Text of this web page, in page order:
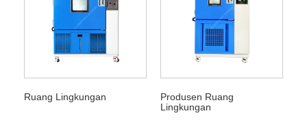
Ruang Lingkungan
Produsen Ruang
Lingkungan